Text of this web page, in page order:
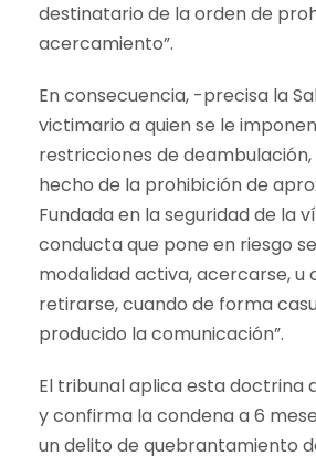
destinatario de la orden de
acercamiento”.
En consecuencia, -precisa la
victimario a quien se le
restricciones de
hecho de la prohibición de
Fundada en la seguridad de la
conducta que pone en riesgo
modalidad activa, acercarse, u
retirarse, cuando de forma
producido la comunicación”.
El tribunal aplica esta doctrina
y confirma la condena a 6
un delito de quebrantamiento